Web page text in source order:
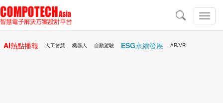
切
換
航
AI熱點播報 人工智慧 機器人 自動駕駛 ESG永續發展 AR/VR